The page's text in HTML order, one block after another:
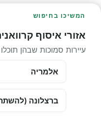
המשיכו בחיפוש
אזורי איסוף
עיירות סמוכות שבהן
אלמריה
ברצלונה